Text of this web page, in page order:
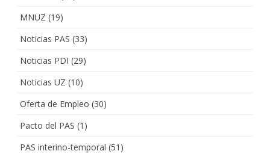
MNUZ (19)
Noticias PAS (33)
Noticias PDI (29)
Noticias UZ (10)
Oferta de Empleo (30)
Pacto del PAS (1)
PAS interino-temporal (51)